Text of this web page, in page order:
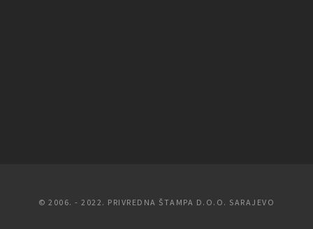
© 2006. - 2022. PRIVREDNA ŠTAMPA D.O.O. SARAJEVO